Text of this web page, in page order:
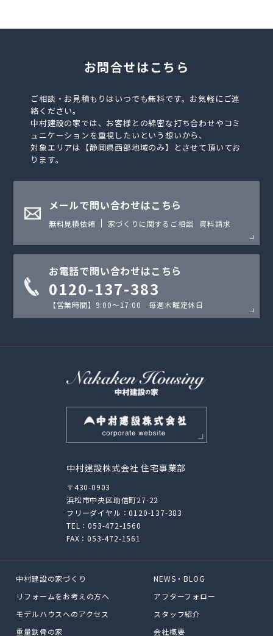
お問合せはこちら
ご相談・お見積もりはいつでも無料です。お気軽にご連
絡ください。
中村建設の家では、お客様との綿密な打ち合わせやコミ
ュニケーションを重視したいという想いから、
対象エリアは【静岡県西部地域のみ】とさせて頂いてお
ります。
メールで問い合わせはこちら
無料見積依頼 家づくりに関するご相談 資料請求
お電話で問い合わせはこちら
0120-137-383
【営業時間】9:00〜17:00 毎週木曜定休日
中村建設株式会社 住宅事業部
〒430-0903
浜松市中央区助信町27-22
フリーダイヤル：0120-137-383
TEL：053-472-1560
FAX：053-472-1561
中村建設の家づくり
リフォームをお考えの方へ
モデルハウスへのアクセス
重量鉄骨の家
NEWS・BLOG
アフターフォロー
スタッフ紹介
会社概要